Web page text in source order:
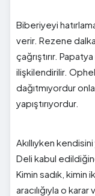
Biberiyeyi
verir. Rezene
çağrıştırır.
ilişkilendirilir.
dağıtmıyordur
yapıştırıyordur.
Akıllıyken
Deli kabul
Kimin sadık, kimin
aracılığıyla o karar